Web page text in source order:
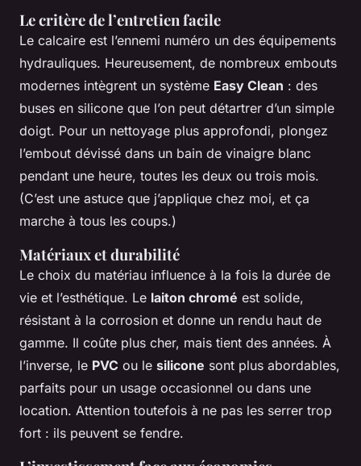
Le critère de l’entretien facile
Le calcaire est l’ennemi numéro un des équipements
hydrauliques. Heureusement, de nombreux embouts
modernes intègrent un système Easy Clean : des
buses en silicone que l’on peut détartrer d’un simple
doigt. Pour un nettoyage plus approfondi, plongez
l’embout dévissé dans un bain de vinaigre blanc
pendant une heure, toutes les deux ou trois mois.
(C’est une astuce que j’applique chez moi, et ça
marche à tous les coups.)
Matériaux et durabilité
Le choix du matériau influence à la fois la durée de
vie et l’esthétique. Le laiton chromé est solide,
résistant à la corrosion et donne un rendu haut de
gamme. Il coûte plus cher, mais tient des années. À
l’inverse, le PVC ou le silicone sont plus abordables,
parfaits pour un usage occasionnel ou dans une
location. Attention toutefois à ne pas les serrer trop
fort : ils peuvent se fendre.